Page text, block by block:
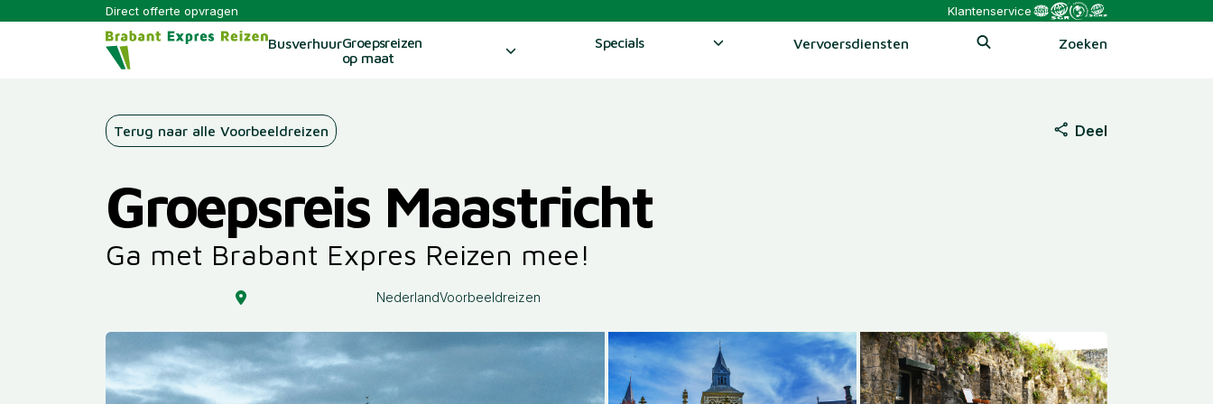
Direct offerte opvragen Klantenservice
BusverhuurGroepsreizen
op maat
Specials Vervoersdiensten Zoeken
Terug naar alle Voorbeeldreizen Deel
Groepsreis Maastricht
Ga met Brabant Expres Reizen mee!
NederlandVoorbeeldreizen